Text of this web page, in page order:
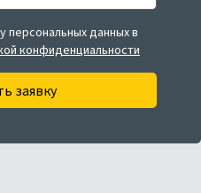
персональных данных в
конфиденциальности
заявку